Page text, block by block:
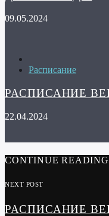
09.05.2024
Расписание
РАСПИСАНИЕ
22.04.2024
CONTINUE READING
NEXT POST
РАСПИСАНИЕ